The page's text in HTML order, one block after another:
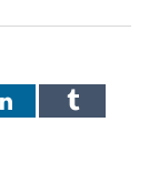
LinkedInTumblr